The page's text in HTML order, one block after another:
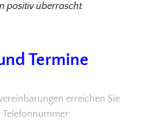
positiv überrascht.
Termine
erreichen Sie